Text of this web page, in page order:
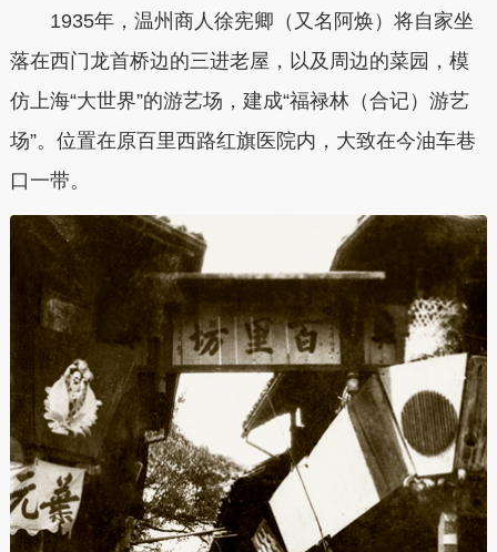
1935年，温州商人徐宪卿（又名阿焕）将自家坐
落在西门龙首桥边的三进老屋，以及周边的菜园，模
仿上海“大世界”的游艺场，建成“福禄林（合记）游艺
场”。位置在原百里西路红旗医院内，大致在今油车巷
口一带。